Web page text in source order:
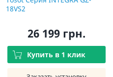
18VS2
26 199 грн.
Купить в 1 клик